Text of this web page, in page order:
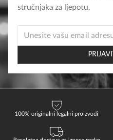
stručnjaka za ljepotu.
EMAIL
100% originalni legalni proizvodi